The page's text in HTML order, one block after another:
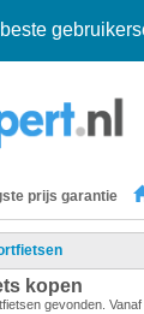
prijs garantie
kopen
gevonden.